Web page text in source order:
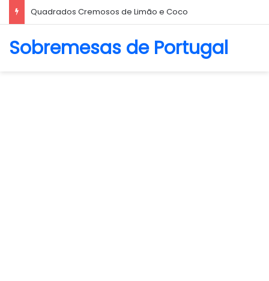
Quadrados Cremosos de Limão e Coco
Sobremesas de Portugal